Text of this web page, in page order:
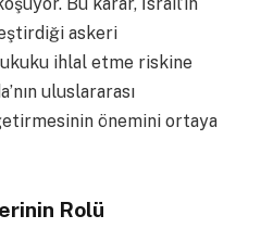
Bu karar, İsrail’in
askeri
ihlal etme riskine
uluslararası
önemini ortaya
Rolü